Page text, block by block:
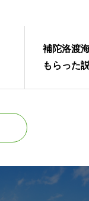
補陀洛渡
もらった